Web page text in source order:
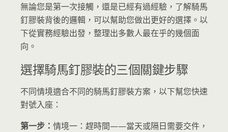
無論您是第一次接觸，還是已經有過經驗，了解騎馬
釘膠裝背後的邏輯，可以幫助您做出更好的選擇。以
下從實務經驗出發，整理出多數人最在乎的幾個面
向。
選擇騎馬釘膠裝的三個關鍵步驟
不同情境適合不同的騎馬釘膠裝方案，以下幫您快速
對號入座：
第一步： 情境一：趕時間——當天或隔日需要交件，